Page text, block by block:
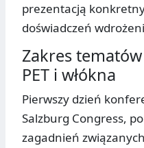
prezentacją
doświadczeń
Zakres
PET i włókna
Pierwszy dzień
Salzburg Congress,
zagadnień